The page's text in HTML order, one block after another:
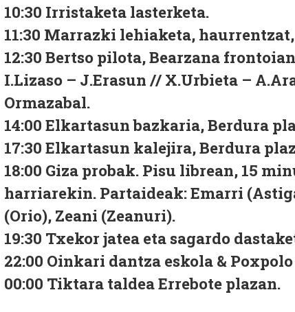
10:30 Irristaketa lasterketa.
11:30 Marrazki lehiaketa,
12:30 Bertso pilota, Bearzana
I.Lizaso – J.Erasun // X.Urbieta –
Ormazabal.
14:00 Elkartasun bazkaria, Berdura
17:30 Elkartasun kalejira, Berdura
18:00 Giza probak. Pisu librean, 15
harriarekin. Partaideak: Emarri
(Orio), Zeani (Zeanuri).
19:30 Txekor jatea eta sagardo
22:00 Oinkari dantza eskola &
00:00 Tiktara taldea Errebote plazan.